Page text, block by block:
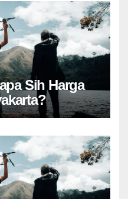
Sih Harga